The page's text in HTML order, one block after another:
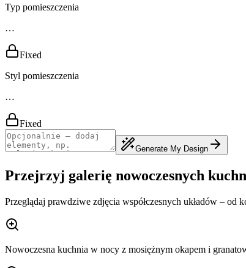
Typ pomieszczenia
…
Fixed
Styl pomieszczenia
…
Fixed
Generate My Design
Przejrzyj galerię nowoczesnych
Przeglądaj prawdziwe zdjęcia współczesnych układów –
Nowoczesna kuchnia w nocy z mosiężnym okapem i